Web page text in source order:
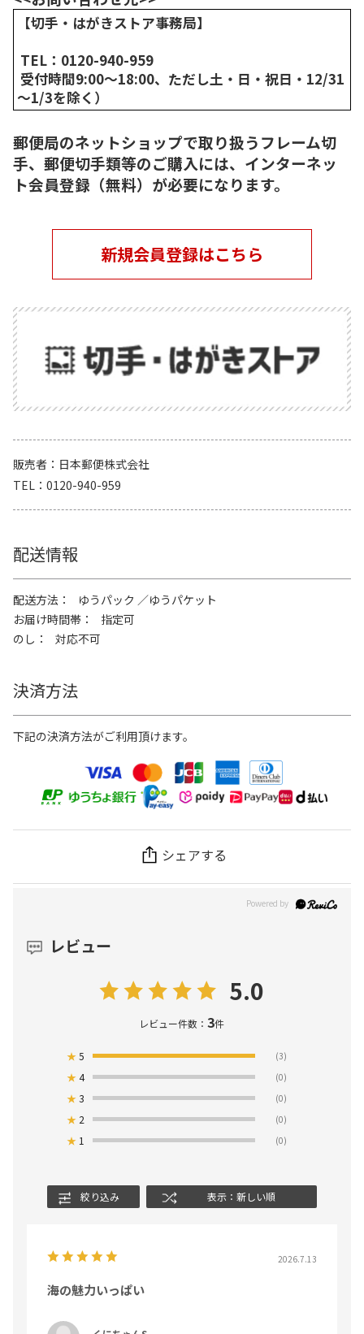
【切手・はがきストア事務局】
TEL：0120-940-959
受付時間9:00～18:00、ただし土・日・祝日・12/31
～1/3を除く）
郵便局のネットショップで取り扱うフレーム切
手、郵便切手類等のご購入には、インターネッ
ト会員登録（無料）が必要になります。
新規会員登録はこちら
販売者
日本郵便株式会社
TEL
0120-940-959
配送情報
配送方法 ゆうパック
ゆうパケット
お届け時間帯
指定可
のし
対応不可
決済方法
下記の決済方法がご利用頂けます。
シェアする
レビュー
5.0
レビュー件数：3件
★5 (3)
★4 (0)
★3 (0)
★ 2 (0)
★ 1 (0)
絞り込み 表示：新しい順
2026.7.13
海の魅力いっぱい